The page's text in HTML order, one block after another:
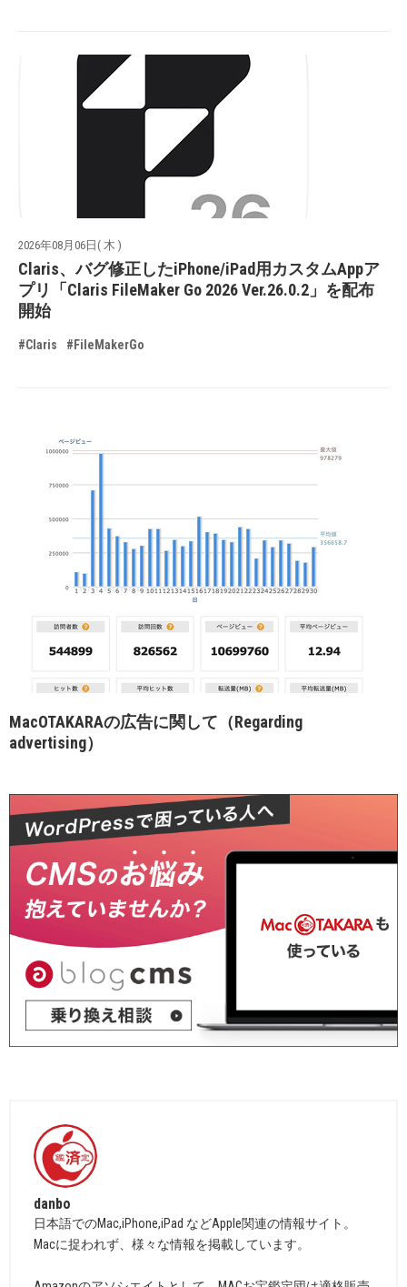
2026年08月06日( 木 )
Claris、バグ修正したiPhone/iPad用カスタムAppア
プリ「Claris FileMaker Go 2026 Ver.26.0.2」を配布
開始
#Claris #FileMakerGo
MacOTAKARAの広告に関して（Regarding
advertising）
danbo
日本語でのMac,iPhone,iPad などApple関連の情報サイト。
Macに捉われず、様々な情報を掲載しています。